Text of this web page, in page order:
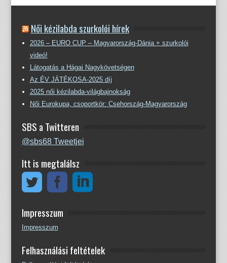
Női kézilabda szurkolói hírek
2026 – EURO CUP – Magyarország-Dánia + szurkolói
videó!
Látogatás a Hágai Nagykövetségen
Az ÉV JÁTÉKOSA-2025 díj
2025 női kézilabda-világbajnokság
Női Eurokupa, csoportkör: Csehország-Magyarország
SBS a Twitteren
@sbs68 Tweetjei
Itt is megtalálsz
Impresszum
Impresszum
Felhasználási feltételek